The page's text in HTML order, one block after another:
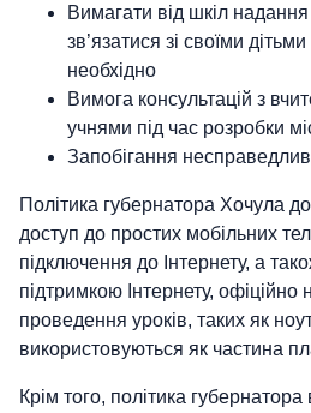
Вимагати від шкіл
зв’язатися зі своїми
необхідно
Вимога консультацій з
учнями під час розробки
Запобігання
Політика губернатора Хочула
доступ до простих мобільних
підключення до Інтернету, а
підтримкою Інтернету,
проведення уроків, таких як
використовуються як частина
Крім того, політика губернатора